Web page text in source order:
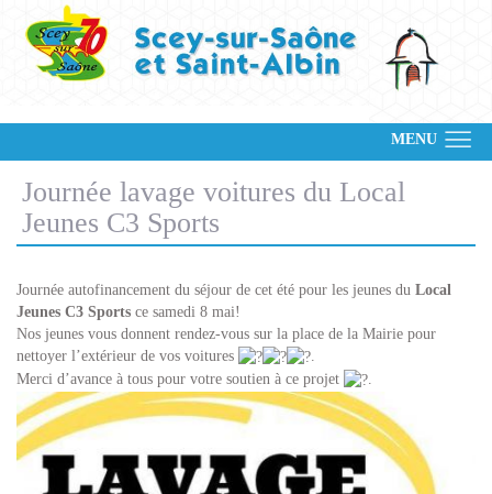
MENU
Journée lavage voitures du Local
Jeunes C3 Sports
Journée autofinancement du séjour de cet été pour les jeunes du Local
Jeunes C3 Sports ce samedi 8 mai!
Nos jeunes vous donnent rendez-vous sur la place de la Mairie pour
nettoyer l’extérieur de vos voitures
.
Merci d’avance à tous pour votre soutien à ce projet